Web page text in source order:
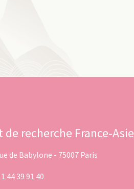
recherche France-Asie
de Babylone - 75007 Paris
44 39 91 40